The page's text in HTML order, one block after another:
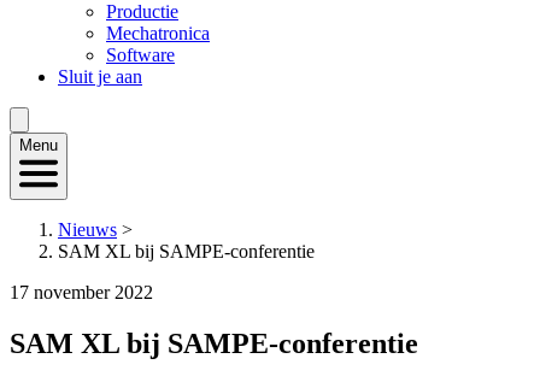
Productie
Mechatronica
Software
Sluit je aan
Menu
Nieuws >
SAM XL bij SAMPE-conferentie
17 november 2022
SAM XL bij SAMPE-conferentie